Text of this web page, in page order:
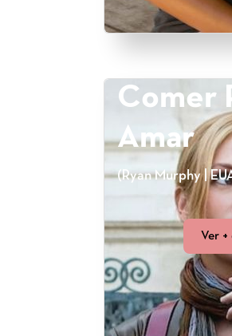
Comer
Amar
(Ryan Murphy |
Ver +